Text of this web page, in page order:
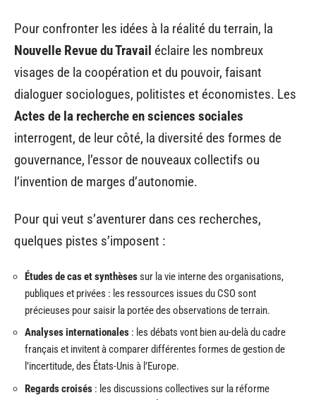
Pour confronter les idées à la réalité du terrain, la
Nouvelle Revue du Travail éclaire les nombreux
visages de la coopération et du pouvoir, faisant
dialoguer sociologues, politistes et économistes. Les
Actes de la recherche en sciences sociales
interrogent, de leur côté, la diversité des formes de
gouvernance, l’essor de nouveaux collectifs ou
l’invention de marges d’autonomie.
Pour qui veut s’aventurer dans ces recherches,
quelques pistes s’imposent :
Études de cas et synthèsessur la vie interne des organisations,
publiques et privées : les ressources issues du CSO sont
précieuses pour saisir la portée des observations de terrain.
Analyses internationales : les débats vont bien au-delà du cadre
français et invitent à comparer différentes formes de gestion de
l’incertitude, des États-Unis à l’Europe.
Regards croisés : les discussions collectives sur la réforme